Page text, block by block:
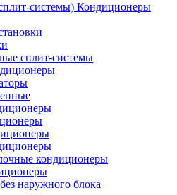
Кондиционеры
сплит-системы
кондиционеры
наружного блока